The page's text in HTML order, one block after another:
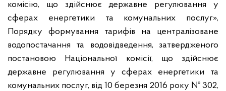
комісію, що здійснює державне регулювання у
сферах енергетики та комунальних послуг»,
Порядку формування тарифів на централізоване
водопостачання та водовідведення, затвердженого
постановою Національної комісії, що здійснює
державне регулювання у сферах енергетики та
комунальних послуг, від 10 березня 2016 року № 302,